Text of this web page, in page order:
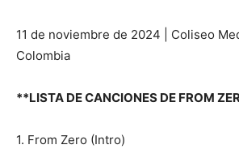
11 de noviembre de 2024 | Coliseo
Colombia
**LISTA DE CANCIONES DE FROM
1. From Zero (Intro)